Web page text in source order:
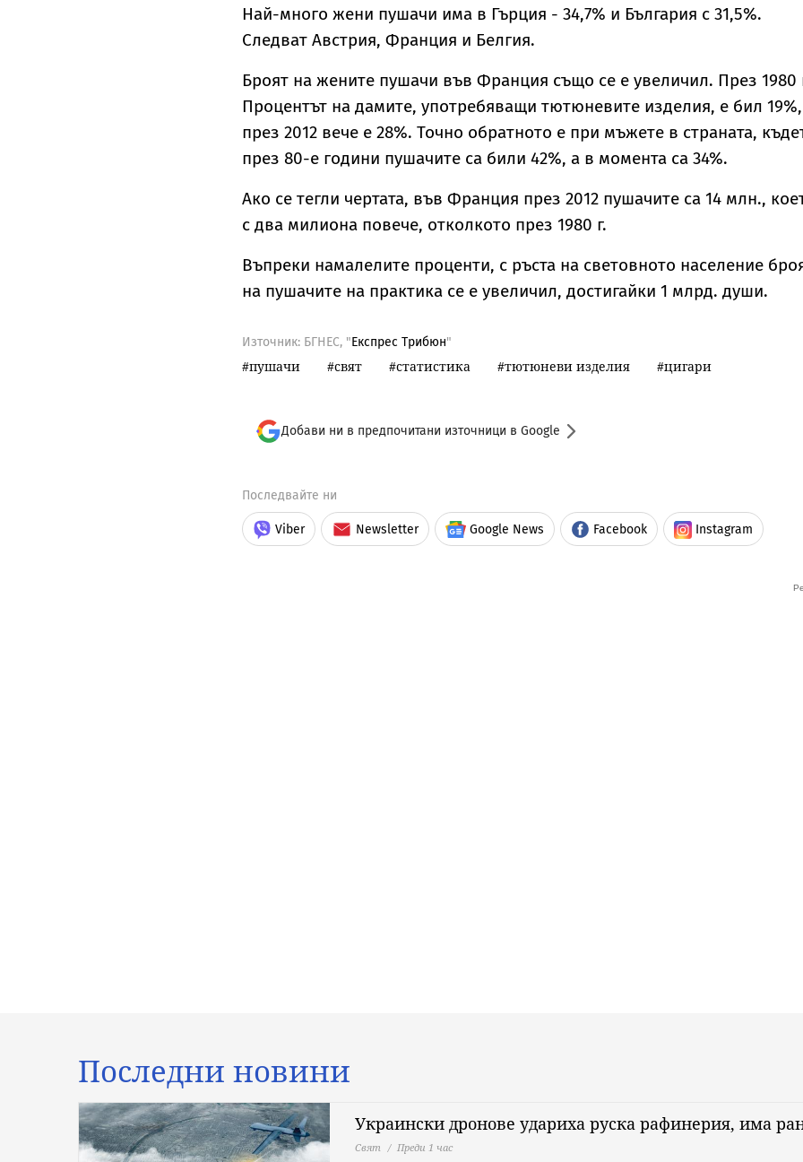
Най-много жени пушачи има в Гърция - 34,7% и България с 31,5%.
Следват Австрия, Франция и Белгия.
Броят на жените пушачи във Франция също се е увеличил. През 1980
Процентът на дамите, употребяващи тютюневите изделия, е бил
през 2012 вече е 28%. Точно обратното е при мъжете в страната,
през 80-е години пушачите са били 42%, а в момента са 34%.
Ако се тегли чертата, във Франция през 2012 пушачите са 14 млн.,
с два милиона повече, отколкото през 1980 г.
Въпреки намалелите проценти, с ръста на световното население
на пушачите на практика се е увеличил, достигайки 1 млрд. души.
Източник: БГНЕС, "Експрес Трибюн"
пушачи свят статистика тютюневи изделия цигари
Добави ни в предпочитани източници в Google
Последвайте ни
Viber Newsletter Google News Facebook Instagram
Последни новини
Украински дронове удариха руска рафинерия, има
Свят Преди 1 час